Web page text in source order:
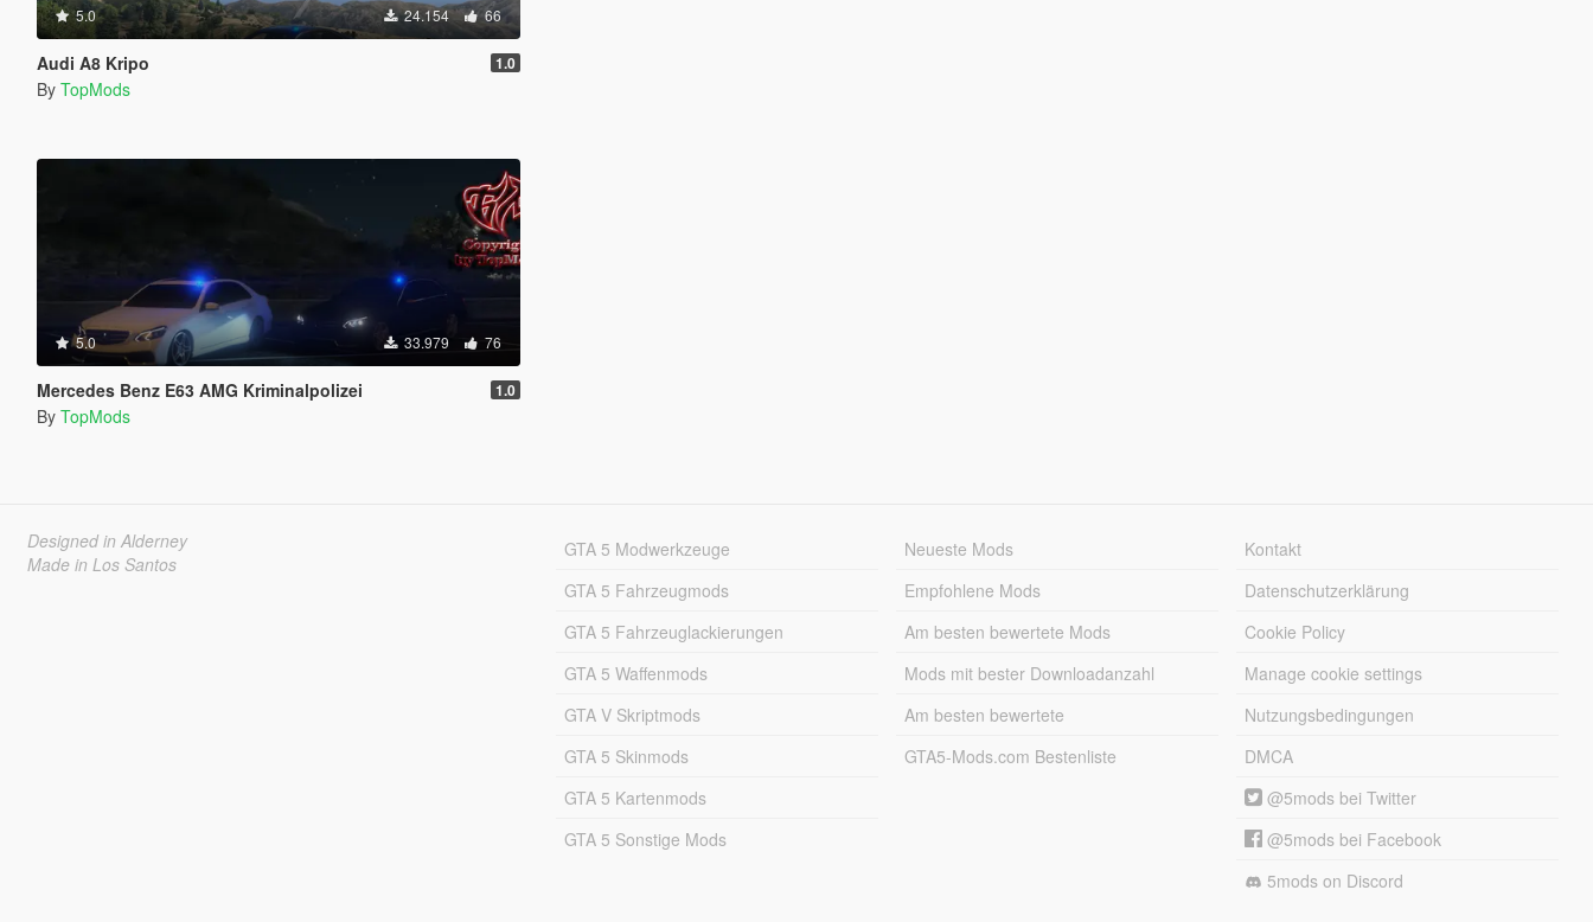
5.0 24.154 66
Audi A8 Kripo 1.0
By TopMods
5.0 33.979 76
Mercedes Benz E63 AMG Kriminalpolizei 1.0
By TopMods
Designed in Alderney
Made in Los Santos
GTA 5 Modwerkzeuge
GTA 5 Fahrzeugmods
GTA 5 Fahrzeuglackierungen
GTA 5 Waffenmods
GTA V Skriptmods
GTA 5 Skinmods
GTA 5 Kartenmods
GTA 5 Sonstige Mods
Neueste Mods
Empfohlene Mods
Am besten bewertete Mods
Mods mit bester Downloadanzahl
Am besten bewertete
GTA5-Mods.com Bestenliste
Kontakt
Datenschutzerklärung
Cookie Policy
Manage cookie settings
Nutzungsbedingungen
DMCA
@5mods bei Twitter
@5mods bei Facebook
5mods on Discord